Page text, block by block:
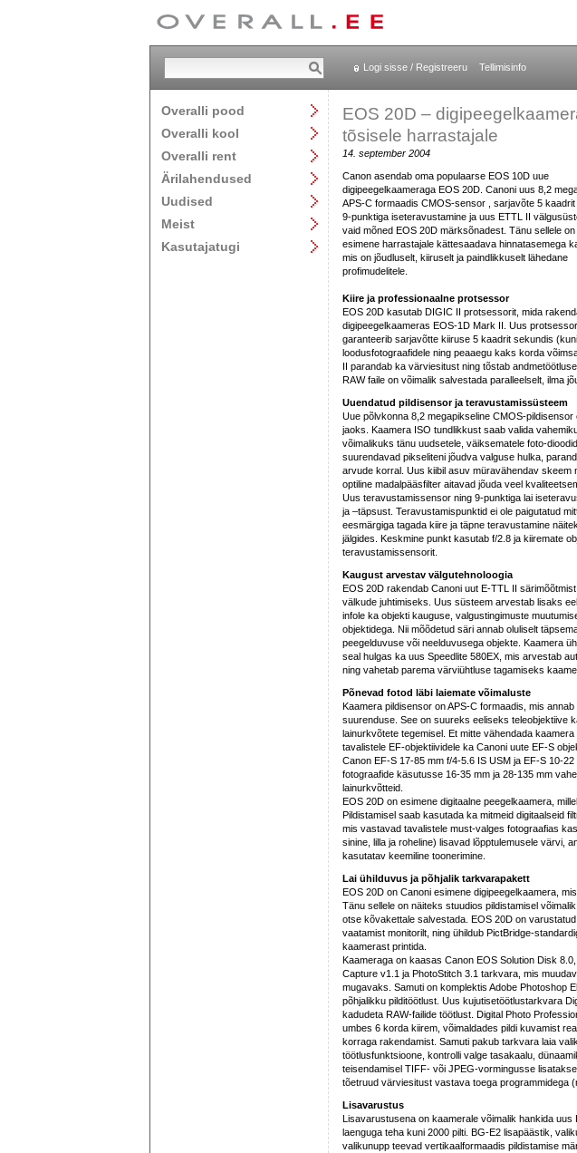
Logi sisse / Registreeru Tellimisinfo
Overalli pood
Overalli kool
Overalli rent
Ärilahendused
Uudised
Meist
Kasutajatugi
EOS 20D –
tõsisele harrastajale
14. september 2004
Canon asendab oma populaarse EOS 10D uue
digipeegelkaameraga EOS 20D. Canoni uus 8,2
APS-C formaadis CMOS-sensor , sarjavõte 5 kaadrit
9-punktiga iseteravustamine ja uus ETTL II
vaid mõned EOS 20D märksõnadest. Tänu sellele
esimene harrastajale kättesaadava hinnatasemega
mis on jõudluselt, kiiruselt ja paindlikkuselt lähedane
profimudelitele.
Kiire ja professionaalne protsessor
EOS 20D kasutab DIGIC II protsessorit, mida
digipeegelkaameras EOS-1D Mark II. Uus
garanteerib sarjavõtte kiiruse 5 kaadrit sekundis
loodusfotograafidele ning peaaegu kaks korda
II parandab ka värviesitust ning tõstab
RAW faile on võimalik salvestada paralleelselt, ilma
Uuendatud pildisensor ja teravustamissüsteem
Uue põlvkonna 8,2 megapikseline CMOS-
jaoks. Kaamera ISO tundlikkust saab valida
võimalikuks tänu uudsetele, väiksematele foto-
suurendavad pikseliteni jõudva valguse hulka,
arvude korral. Uus kiibil asuv müravähendav skeem
optiline madalpääsfilter aitavad jõuda veel
Uus teravustamissensor ning 9-punktiga lai
ja –täpsust. Teravustamispunktid ei ole paigutatud
eesmärgiga tagada kiire ja täpne teravustamine
jälgides. Keskmine punkt kasutab f/2.8 ja kiiremate
teravustamissensorit.
Kaugust arvestav välgutehnoloogia
EOS 20D rakendab Canoni uut E-TTL II
välkude juhtimiseks. Uus süsteem arvestab lisaks
infole ka objekti kauguse, valgustingimuste
objektidega. Nii mõõdetud säri annab oluliselt
peegelduvuse või neelduvusega objekte. Kaamera
seal hulgas ka uus Speedlite 580EX, mis arvestab
ning vahetab parema värviühtluse tagamiseks
Põnevad fotod läbi laiemate võimaluste
Kaamera pildisensor on APS-C formaadis, mis
suurenduse. See on suureks eeliseks teleobjektiive
lainurkvõtete tegemisel. Et mitte vähendada
tavalistele EF-objektiividele ka Canoni uute EF-S
Canon EF-S 17-85 mm f/4-5.6 IS USM ja EF-S 10-
fotograafide käsutusse 16-35 mm ja 28-135 mm
lainurkvõtteid.
EOS 20D on esimene digitaalne peegelkaamera,
Pildistamisel saab kasutada ka mitmeid digitaalseid
mis vastavad tavalistele must-valges fotograafias
sinine, lilla ja roheline) lisavad lõpptulemusele värvi,
kasutatav keemiline toonerimine.
Lai ühilduvus ja põhjalik tarkvarapakett
EOS 20D on Canoni esimene digipeegelkaamera,
Tänu sellele on näiteks stuudios pildistamisel
otse kõvakettale salvestada. EOS 20D on
vaatamist monitorilt, ning ühildub PictBridge-
kaamerast printida.
Kaameraga on kaasas Canon EOS Solution Disk
Capture v1.1 ja PhotoStitch 3.1 tarkvara, mis
mugavaks. Samuti on komplektis Adobe Photoshop
põhjalikku pilditöötlust. Uus kujutisetöötlustarkvara
kadudeta RAW-failide töötlust. Digital Photo
umbes 6 korda kiirem, võimaldades pildi kuvamist
korraga rakendamist. Samuti pakub tarkvara laia
töötlusfunktsioone, kontrolli valge tasakaalu,
teisendamisel TIFF- või JPEG-vormingusse
tõetruud värviesitust vastava toega programmidega
Lisavarustus
Lisavarustusena on kaamerale võimalik hankida uus
laenguga teha kuni 2000 pilti. BG-E2 lisapäästik,
valikunupp teevad vertikaalformaadis pildistamise